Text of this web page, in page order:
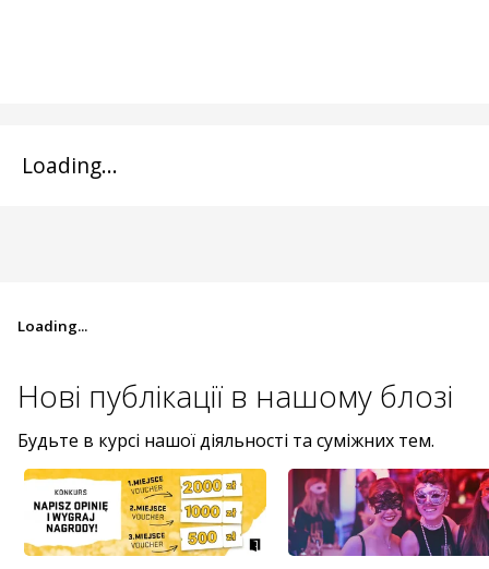
Loading...
Loading...
Нові публікації в нашому блозі
Будьте в курсі нашої діяльності та суміжних тем.